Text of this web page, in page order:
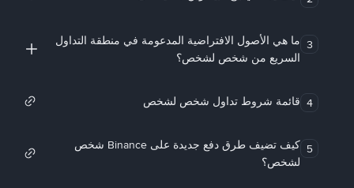
3 ما هي الأصول الافتراضية المدعومة في منطقة التداول
السريع من شخص لشخص؟
4 قائمة شروط تداول شخص لشخص
5
كيف تضيف طرق دفع جديدة على Binance شخص
لشخص؟